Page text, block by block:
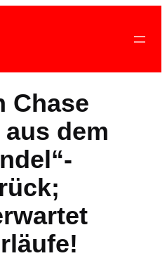
Chase
dem